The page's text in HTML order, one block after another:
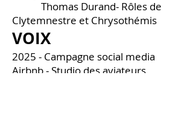
Thomas Durand- Rôles de
Clytemnestre et Chrysothémis
VOIX
2025 - Campagne social media
Airbnb - Studio des aviateurs